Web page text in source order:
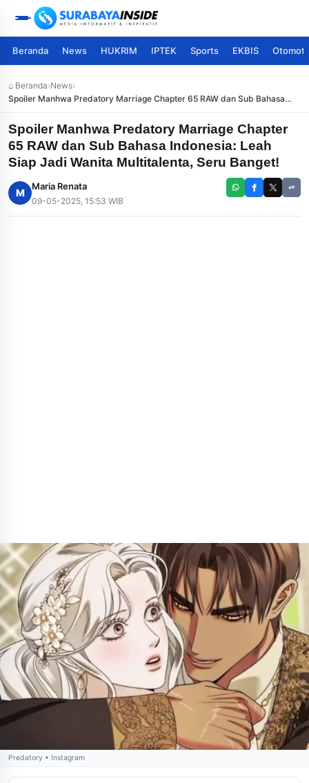
Beranda News HUKRIM IPTEK Sports EKBIS
⌂ Beranda›News›
Spoiler Manhwa Predatory Marriage Chapter 65 RAW dan Sub Bahasa
Indonesia: Leah Siap Jadi Wanita Multitalenta, Seru Banget!
Spoiler Manhwa Predatory Marriage Chapter
65 RAW dan Sub Bahasa Indonesia: Leah
Siap Jadi Wanita Multitalenta, Seru Banget!
M
Maria Renata
09-05-2025, 15:53 WIB
Predatory • Instagram